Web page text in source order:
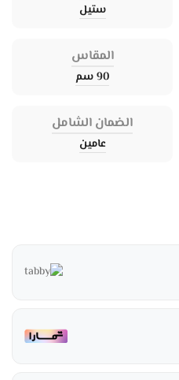
ستيل
المقاس
90 سم
الضمان الشامل
عامين